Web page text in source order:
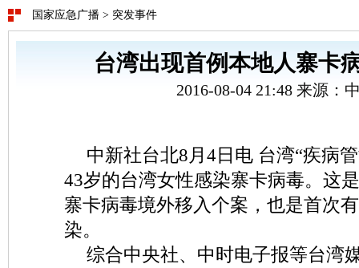
国家应急广播 > 突发事件
台湾出现首例本地人寨卡
2016-08-04 21:48 来源：
中新社台北8月4日电 台湾“疾病
43岁的台湾女性感染寨卡病毒。这
寨卡病毒境外移入个案，也是首次
染。
综合中央社、中时电子报等台湾